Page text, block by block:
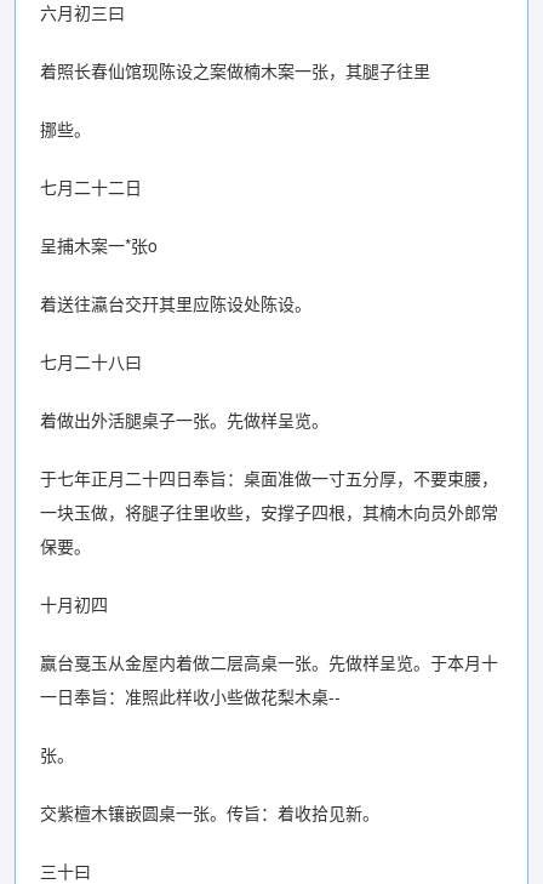
六月初三曰
着照长春仙馆现陈设之案做楠木案一张，其腿子往里
挪些。
七月二十二日
呈捕木案一*张o
着送往瀛台交幵其里应陈设处陈设。
七月二十八曰
着做出外活腿桌子一张。先做样呈览。
于七年正月二十四日奉旨：桌面准做一寸五分厚，不要束腰，
一块玉做，将腿子往里收些，安撑子四根，其楠木向员外郎常
保要。
十月初四
赢台戛玉从金屋内着做二层高桌一张。先做样呈览。于本月十
一日奉旨：准照此样收小些做花梨木桌--
张。
交紫檀木镶嵌圆桌一张。传旨：着收拾见新。
三十曰